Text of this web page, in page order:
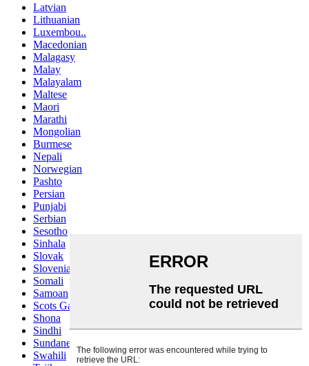
Latvian
Lithuanian
Luxembou..
Macedonian
Malagasy
Malay
Malayalam
Maltese
Maori
Marathi
Mongolian
Burmese
Nepali
Norwegian
Pashto
Persian
Punjabi
Serbian
Sesotho
Sinhala
Slovak
Slovenian
Somali
Samoan
Scots Gaelic
Shona
Sindhi
Sundanese
Swahili